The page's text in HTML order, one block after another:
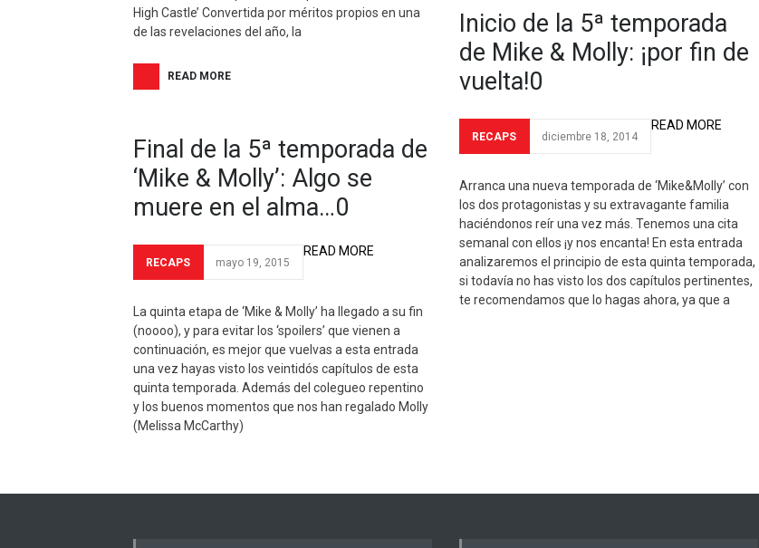
High Castle’ Convertida por méritos propios en una
de las revelaciones del año, la
READ MORE
Final de la 5ª temporada de
‘Mike & Molly’: Algo se
muere en el alma…0
RECAPS mayo 19, 2015
La quinta etapa de ‘Mike & Molly’ ha llegado a su fin
(noooo), y para evitar los ‘spoilers’ que vienen a
continuación, es mejor que vuelvas a esta entrada
una vez hayas visto los veintidós capítulos de esta
quinta temporada. Además del colegueo repentino
y los buenos momentos que nos han regalado Molly
(Melissa McCarthy)
READ MORE
Inicio de la 5ª temporada
de Mike & Molly: ¡por fin de
vuelta!0
RECAPS diciembre 18, 2014
Arranca una nueva temporada de ‘Mike&Molly’ con
los dos protagonistas y su extravagante familia
haciéndonos reír una vez más. Tenemos una cita
semanal con ellos ¡y nos encanta! En esta entrada
analizaremos el principio de esta quinta temporada,
si todavía no has visto los dos capítulos pertinentes,
te recomendamos que lo hagas ahora, ya que a
READ MORE